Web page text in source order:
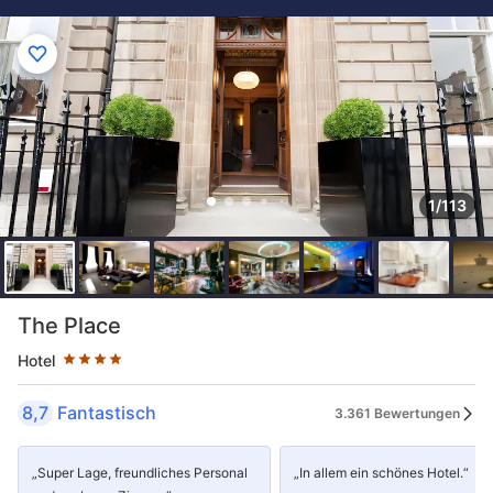
1/113
The Place
Hotel
Sternekategorie: 4 Sterne
8,7 Fantastisch 3.361 Bewertungen
„Super Lage, freundliches Personal
„In allem ein schönes Hotel.“